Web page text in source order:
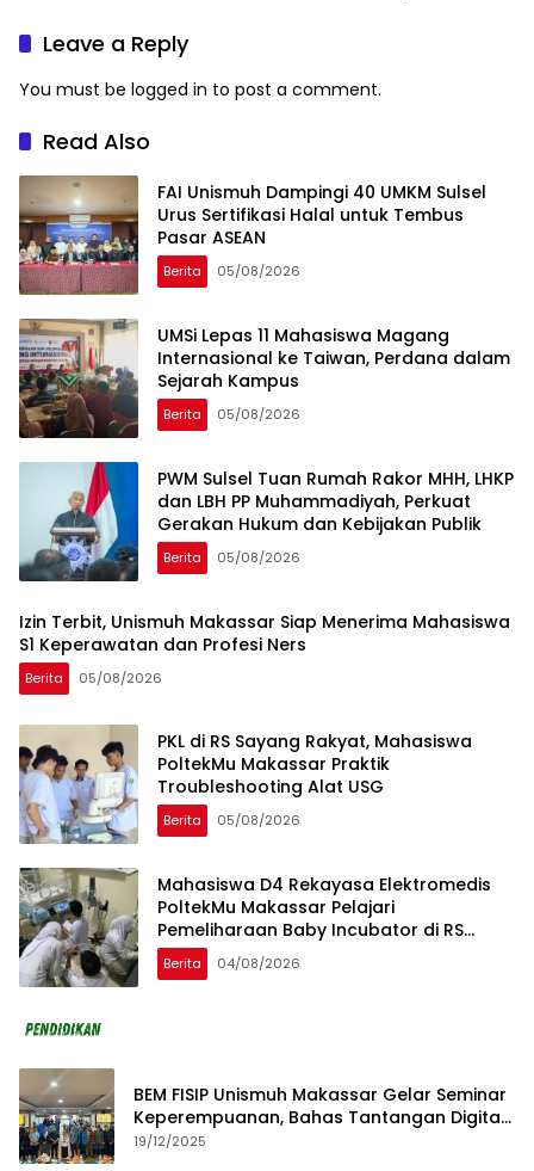
Leave a Reply
You must be logged in to post a comment.
Read Also
FAI Unismuh Dampingi 40 UMKM Sulsel
Urus Sertifikasi Halal untuk Tembus
Pasar ASEAN
Berita 05/08/2026
UMSi Lepas 11 Mahasiswa Magang
Internasional ke Taiwan, Perdana dalam
Sejarah Kampus
Berita 05/08/2026
PWM Sulsel Tuan Rumah Rakor MHH, LHKP
dan LBH PP Muhammadiyah, Perkuat
Gerakan Hukum dan Kebijakan Publik
Berita 05/08/2026
Izin Terbit, Unismuh Makassar Siap Menerima Mahasiswa
S1 Keperawatan dan Profesi Ners
Berita 05/08/2026
PKL di RS Sayang Rakyat, Mahasiswa
PoltekMu Makassar Praktik
Troubleshooting Alat USG
Berita 05/08/2026
Mahasiswa D4 Rekayasa Elektromedis
PoltekMu Makassar Pelajari
Pemeliharaan Baby Incubator di RS
Unhas
Berita 04/08/2026
BEM FISIP Unismuh Makassar Gelar Seminar
Keperempuanan, Bahas Tantangan Digital
dan Budaya Lokal
19/12/2025